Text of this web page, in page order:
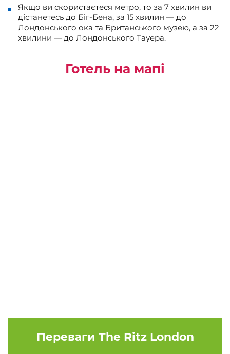
Якщо ви скористаєтеся метро, то за 7 хвилин ви
дістанетесь до Біг-Бена, за 15 хвилин — до
Лондонського ока та Британського музею, а за 22
хвилини — до Лондонського Тауера.
Готель на мапі
Переваги The Ritz London